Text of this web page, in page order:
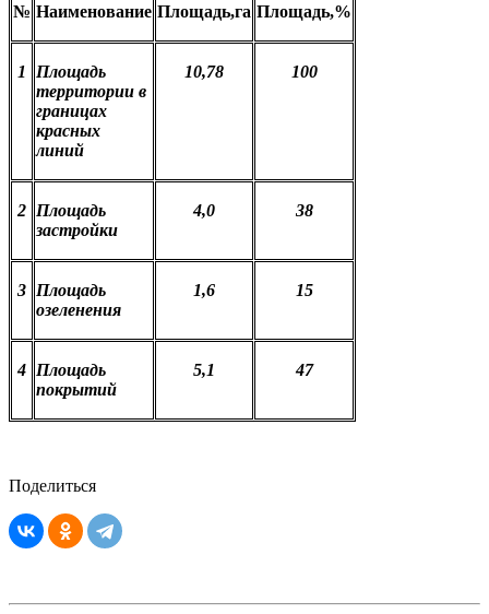
№ Наименование Площадь,га Площадь,%
1
Площадь
территории в
границах
красных
линий
10,78 100
2 Площадь
застройки
4,0 38
3 Площадь
озеленения
1,6 15
4 Площадь
покрытий
5,1 47
Поделиться